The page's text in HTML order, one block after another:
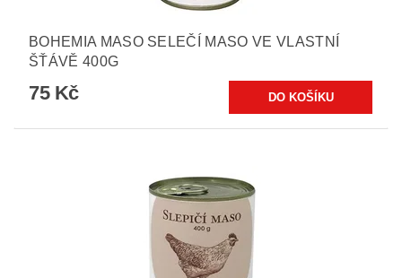
BOHEMIA MASO SELEČÍ MASO VE VLASTNÍ
ŠŤÁVĚ 400G
75 Kč